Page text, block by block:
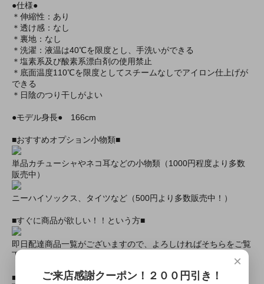
●仕様●
＊伸縮性：あり
＊透け感：なし
＊裏地：なし
＊洗濯：液温は40℃を限度とし、手洗いができる
＊塩素系及び酸素系漂白剤の使用禁止
＊底面温度110℃を限度としてスチームなしでアイロン仕上げが
できる
＊日陰のつり干しがよい
●モデル身長● 166cm
■おすすめオプション小物類■
単品カチューシャやネコ耳などの小物類（1000円程度より多数
販売中）
ニーハイソックス、タイツなど（500円より多数販売中！）
■すぐに商品が欲しい！！という方■
即日配達商品一覧がございますので、よろしければそちらをご覧
下さいませ。
■とにかく安くて高品質な商品が欲しい！という方■
×
ご来店感謝クーポン！２００円引き！